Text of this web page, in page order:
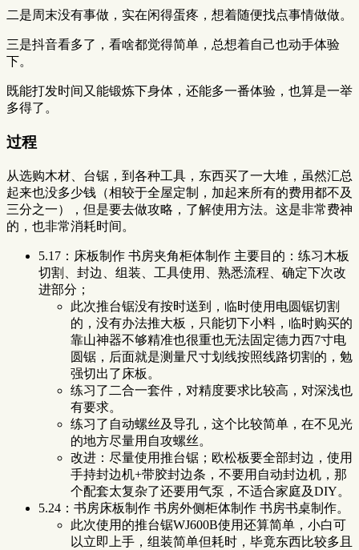
二是周末没有事做，实在闲得蛋疼，想着随便找点事情做做。
三是抖音看多了，看啥都觉得简单，总想着自己也动手体验
下。
既能打发时间又能锻炼下身体，还能多一番体验，也算是一举
多得了。
过程
从选购木材、台锯，到各种工具，东西买了一大堆，虽然汇总
起来也没多少钱（相较于全屋定制，加起来所有的费用都不及
三分之一），但是要去做攻略，了解使用方法。这是非常费神
的，也非常消耗时间。
5.17：床板制作 书房夹角柜体制作 主要目的：练习木板
切割、封边、组装、工具使用、熟悉流程、确定下次改
进部分；
此次推台锯没有按时送到，临时使用电圆锯切割
的，没有办法推大板，只能切下小料，临时购买的
靠山神器不够精准也很重也无法固定德力西7寸电
圆锯，后面就是测量尺寸划线按照线路切割的，勉
强切出了床板。
练习了二合一套件，对精度要求比较高，对深浅也
有要求。
练习了自动螺丝及导孔，这个比较简单，在不见光
的地方尽量用自攻螺丝。
改进：尽量使用推台锯；欧松板要全部封边，使用
手持封边机+带胶封边条，不要用自动封边机，那
个配套太复杂了还要用气泵，不适合家庭及DIY。
5.24：书房床板制作 书房外侧柜体制作 书房书桌制作。
此次使用的推台锯WJ600B使用还算简单，小白可
以立即上手，组装简单但耗时，毕竟东西比较多且